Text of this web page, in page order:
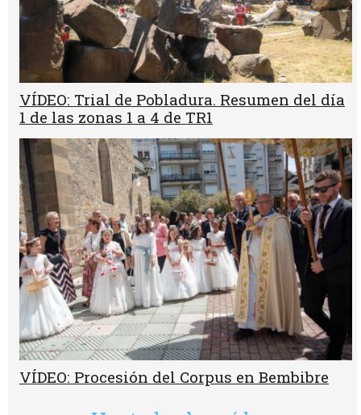
VÍDEO: Trial de Pobladura. Resumen del día
1 de las zonas 1 a 4 de TR1
VÍDEO: Procesión del Corpus en Bembibre